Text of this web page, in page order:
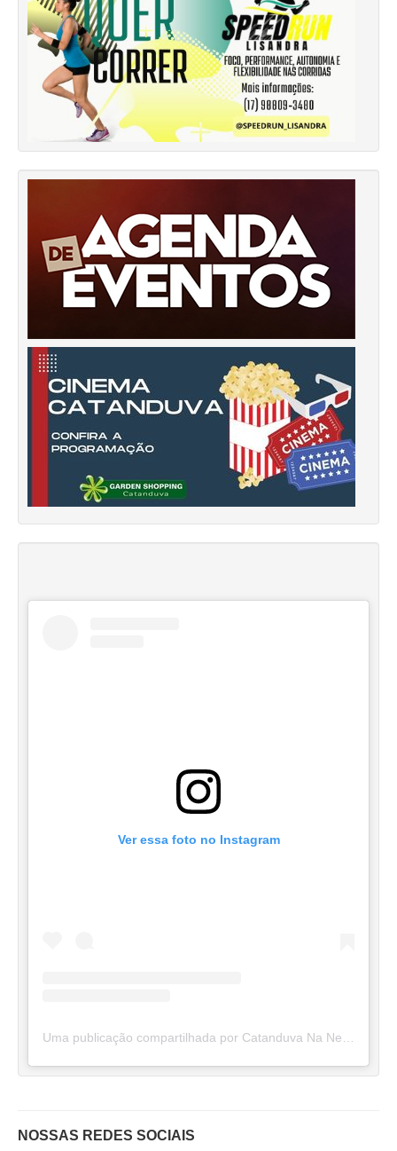
Ver essa foto no Instagram
NOSSAS REDES SOCIAIS